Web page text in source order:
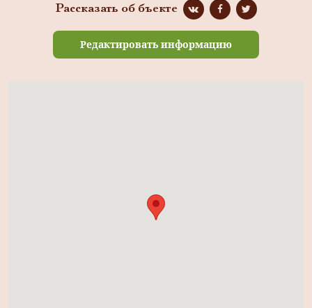
Рассказать об бъекте
Редактировать информацию